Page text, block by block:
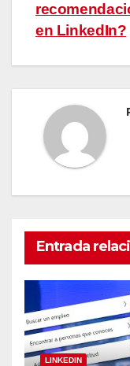
entradas
en LinkedIn?
Entrada
LINKEDIN